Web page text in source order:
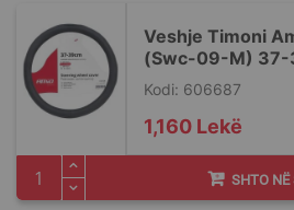
Veshje Timoni
(Swc-09-M) 37-
Kodi: 606687
1,160 Lekë
SHTO NË